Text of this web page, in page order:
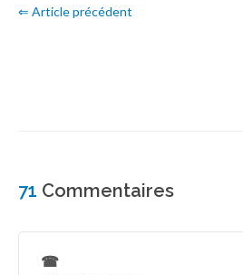
⇐ Article précédent
71 Commentaires
☎